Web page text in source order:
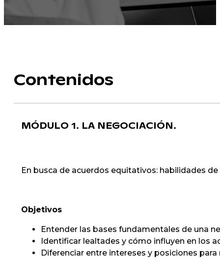
Contenidos
MÓDULO 1. LA NEGOCIACIÓN.
En busca de acuerdos equitativos: habilidades de
Objetivos
Entender las bases fundamentales de una
Identificar lealtades y cómo influyen en los
Diferenciar entre intereses y posiciones